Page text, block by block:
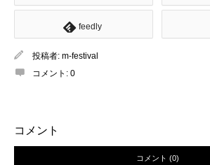
feedly
投稿者: m-festival
コメント: 0
コメント
コメント (0)